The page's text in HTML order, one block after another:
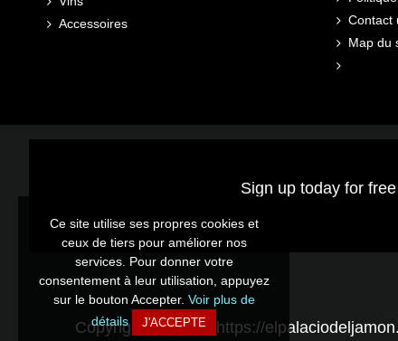
Accessoires
Contact
Map du
Ce site utilise ses propres cookies et
ceux de tiers pour améliorer nos
services. Pour donner votre
consentement à leur utilisation, appuyez
sur le bouton Accepter. Voir plus de
détails
J'ACCEPTE
Sign up today for
Copyright © 2026 - https://